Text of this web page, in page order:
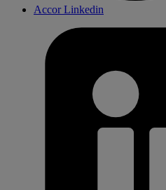
Accor Linkedin